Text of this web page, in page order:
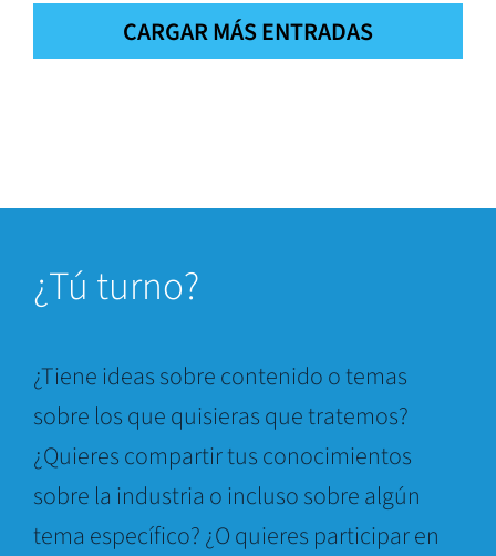
CARGAR MÁS ENTRADAS
¿Tú turno?
¿Tiene ideas sobre contenido o temas
sobre los que quisieras que tratemos?
¿Quieres compartir tus conocimientos
sobre la industria o incluso sobre algún
tema específico? ¿O quieres participar en